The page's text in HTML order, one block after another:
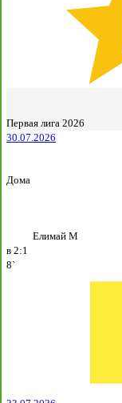
Первая лига 2026
30.07.2026
Дома
Елимай М
в 2:1
8`